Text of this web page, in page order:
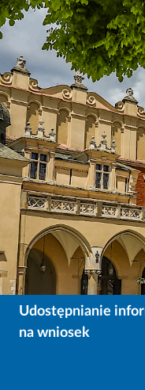
Udostępnianie
na wniosek